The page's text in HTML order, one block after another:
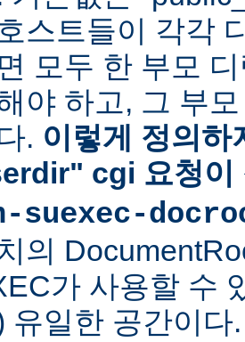
스트들이 각각
모두 한 부모
야 하고, 그 부
. 이렇게 정의하
cgi 요청이
suexec-
의
가 사용할 수
유일한 공간이